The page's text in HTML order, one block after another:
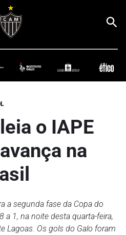
o IAPE
na
a segunda fase da Copa do
a 1, na noite desta quarta-feira,
Lagoas. Os gols do Galo foram